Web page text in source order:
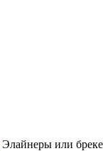
Элайнеры или